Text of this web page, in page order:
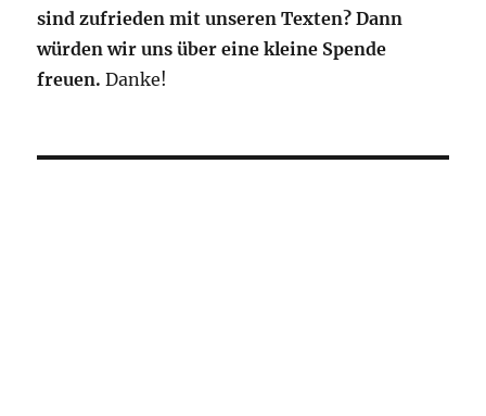
sind zufrieden mit unseren Texten? Dann
würden wir uns über eine kleine Spende
freuen. Danke!